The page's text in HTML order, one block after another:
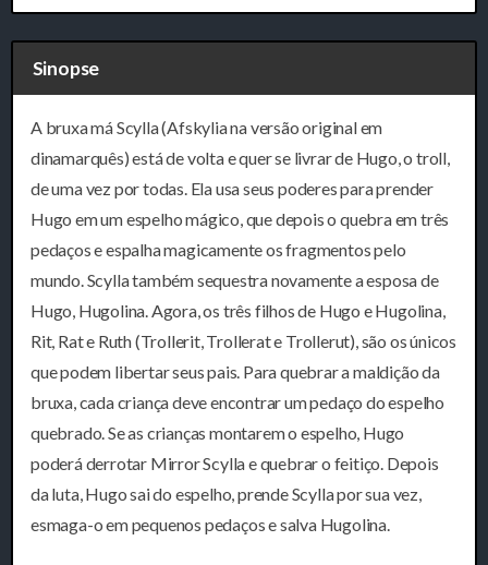
Sinopse
A bruxa má Scylla (Afskylia na versão original em
dinamarquês) está de volta e quer se livrar de Hugo, o troll,
de uma vez por todas. Ela usa seus poderes para prender
Hugo em um espelho mágico, que depois o quebra em três
pedaços e espalha magicamente os fragmentos pelo
mundo. Scylla também sequestra novamente a esposa de
Hugo, Hugolina. Agora, os três filhos de Hugo e Hugolina,
Rit, Rat e Ruth (Trollerit, Trollerat e Trollerut), são os únicos
que podem libertar seus pais. Para quebrar a maldição da
bruxa, cada criança deve encontrar um pedaço do espelho
quebrado. Se as crianças montarem o espelho, Hugo
poderá derrotar Mirror Scylla e quebrar o feitiço. Depois
da luta, Hugo sai do espelho, prende Scylla por sua vez,
esmaga-o em pequenos pedaços e salva Hugolina.